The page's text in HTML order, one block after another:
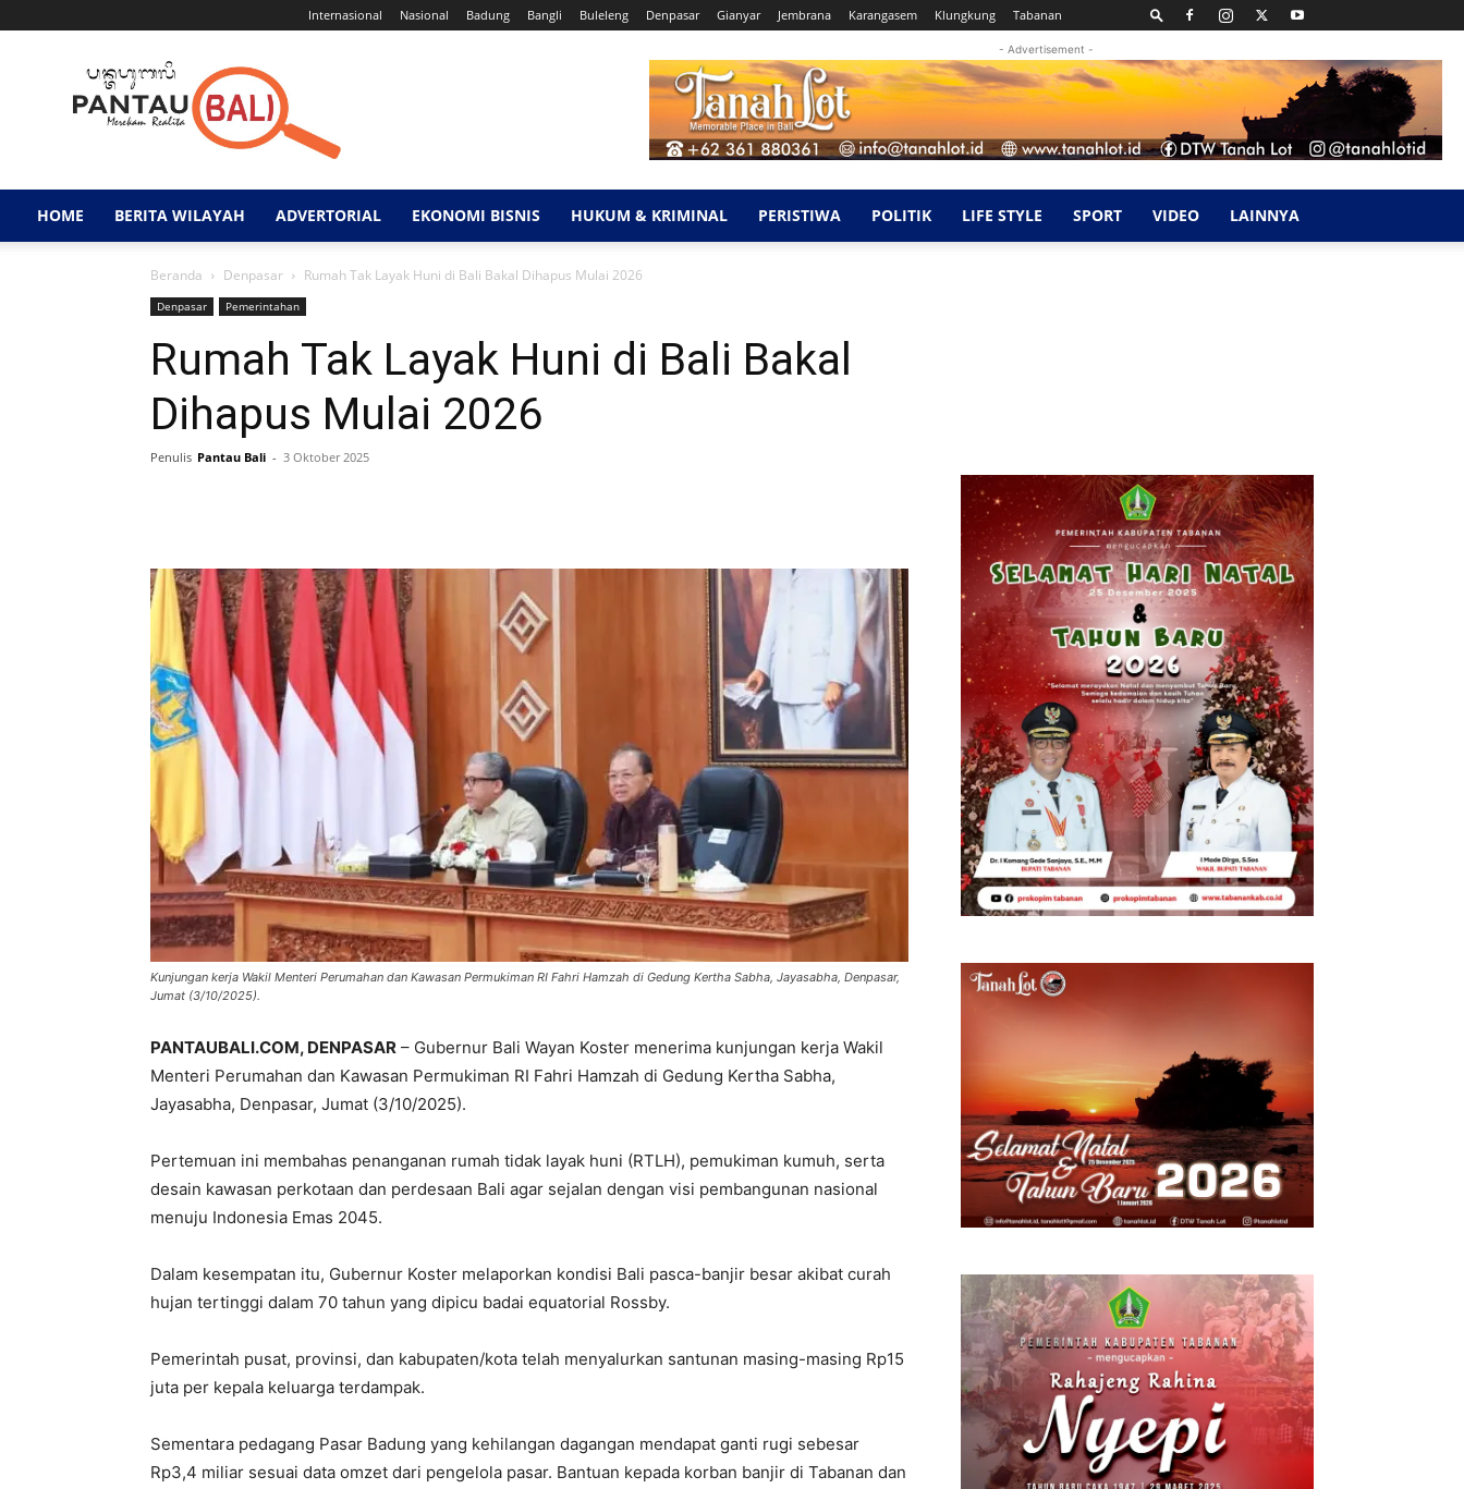
Internasional Nasional Badung Bangli Buleleng Denpasar Gianyar Jembrana Karangasem Klungkung Tabanan
Pantau
Bali
- Advertisement -
HOME BERITA WILAYAH ADVERTORIAL EKONOMI BISNIS HUKUM & KRIMINAL PERISTIWA POLITIK LIFE STYLE SPORT VIDEO LAINNYA
Beranda Denpasar Rumah Tak Layak Huni di Bali Bakal Dihapus Mulai 2026
Denpasar Pemerintahan
Rumah Tak Layak Huni di Bali Bakal
Dihapus Mulai 2026
Penulis Pantau Bali - 3 Oktober 2025
Kunjungan kerja Wakil Menteri Perumahan dan Kawasan Permukiman RI Fahri Hamzah di Gedung Kertha Sabha, Jayasabha, Denpasar,
Jumat (3/10/2025).
PANTAUBALI.COM, DENPASAR – Gubernur Bali Wayan Koster menerima kunjungan kerja Wakil
Menteri Perumahan dan Kawasan Permukiman RI Fahri Hamzah di Gedung Kertha Sabha,
Jayasabha, Denpasar, Jumat (3/10/2025).
Pertemuan ini membahas penanganan rumah tidak layak huni (RTLH), pemukiman kumuh, serta
desain kawasan perkotaan dan perdesaan Bali agar sejalan dengan visi pembangunan nasional
menuju Indonesia Emas 2045.
Dalam kesempatan itu, Gubernur Koster melaporkan kondisi Bali pasca-banjir besar akibat curah
hujan tertinggi dalam 70 tahun yang dipicu badai equatorial Rossby.
Pemerintah pusat, provinsi, dan kabupaten/kota telah menyalurkan santunan masing-masing Rp15
juta per kepala keluarga terdampak.
Sementara pedagang Pasar Badung yang kehilangan dagangan mendapat ganti rugi sebesar
Rp3,4 miliar sesuai data omzet dari pengelola pasar. Bantuan kepada korban banjir di Tabanan dan